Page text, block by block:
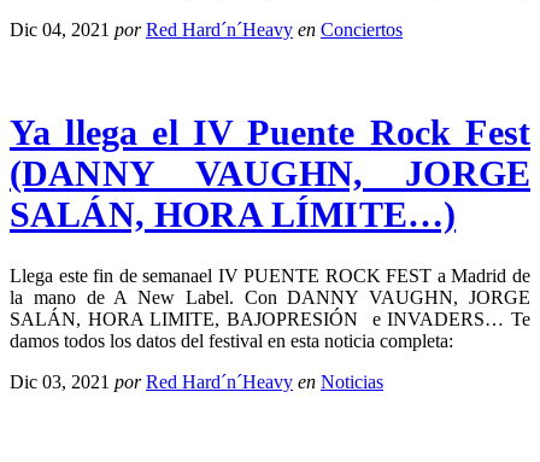
Dic 04, 2021 por Red Hard´n´Heavy en Conciertos
Ya llega el IV Puente Rock Fest
(DANNY VAUGHN, JORGE
SALÁN, HORA LÍMITE…)
Llega este fin de semanael IV PUENTE ROCK FEST a Madrid de
la mano de A New Label. Con DANNY VAUGHN, JORGE
SALÁN, HORA LIMITE, BAJOPRESIÓN e INVADERS… Te
damos todos los datos del festival en esta noticia completa:
Dic 03, 2021 por Red Hard´n´Heavy en Noticias